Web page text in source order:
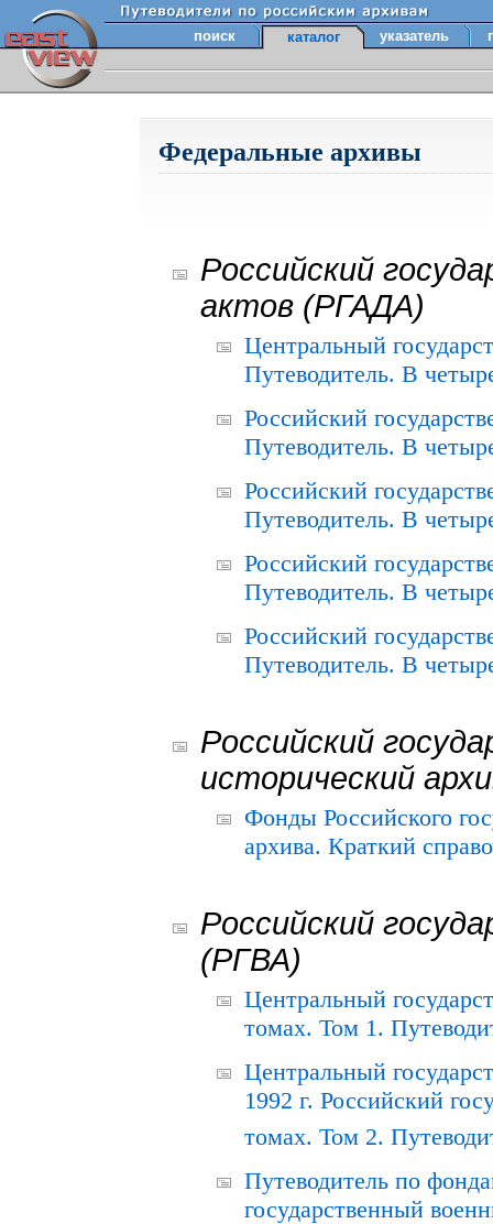
поиск каталог указатель
Федеральные архивы
Российский
актов (РГАДА)
Центральный
Путеводитель. В
Российский
Путеводитель. В
Российский
Путеводитель. В
Российский
Путеводитель. В
Российский
Путеводитель. В
Российский
исторический
Фонды Российского
архива. Краткий
Российский
(РГВА)
Центральный
томах. Том 1.
Центральный
1992 г. Российский
томах. Том 2.
Путеводитель по
государственный